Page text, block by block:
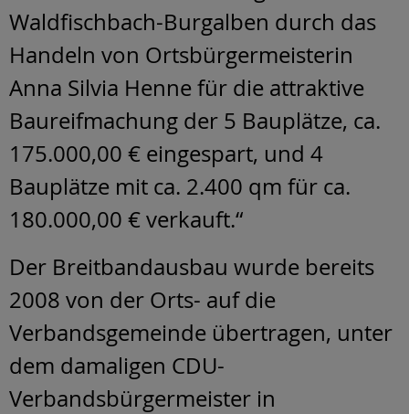
Waldfischbach-Burgalben durch das
Handeln von Ortsbürgermeisterin
Anna Silvia Henne für die attraktive
Baureifmachung der 5 Bauplätze, ca.
175.000,00 € eingespart, und 4
Bauplätze mit ca. 2.400 qm für ca.
180.000,00 € verkauft.“
Der Breitbandausbau wurde bereits
2008 von der Orts- auf die
Verbandsgemeinde übertragen, unter
dem damaligen CDU-
Verbandsbürgermeister in